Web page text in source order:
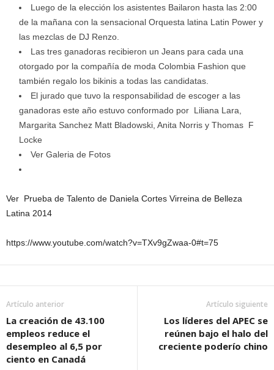
Luego de la elección los asistentes Bailaron hasta las 2:00
de la mañana con la sensacional Orquesta latina Latin Power y
las mezclas de DJ Renzo.
Las tres ganadoras recibieron un Jeans para cada una
otorgado por la compañía de moda Colombia Fashion que
también regalo los bikinis a todas las candidatas.
El jurado que tuvo la responsabilidad de escoger a las
ganadoras este año estuvo conformado por Liliana Lara,
Margarita Sanchez Matt Bladowski, Anita Norris y Thomas F
Locke
Ver Galeria de Fotos
Ver Prueba de Talento de Daniela Cortes Virreina de Belleza
Latina 2014
https://www.youtube.com/watch?v=TXv9gZwaa-0#t=75
Artículo anterior
La creación de 43.100
empleos reduce el
desempleo al 6,5 por
ciento en Canadá
Artículo siguiente
Los líderes del APEC se
reúnen bajo el halo del
creciente poderío chino